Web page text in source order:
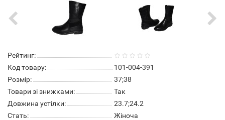
Рейтинг:
Код товару:
101-004-391
Розмір:
37;38
Товари зі знижками:
Так
Довжина устілки:
23.7;24.2
Стать:
Жіноча